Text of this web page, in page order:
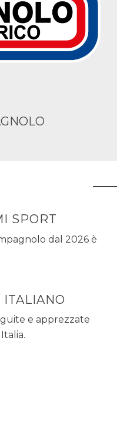
SPORT
dal 2026 è
ITALIANO
e apprezzate